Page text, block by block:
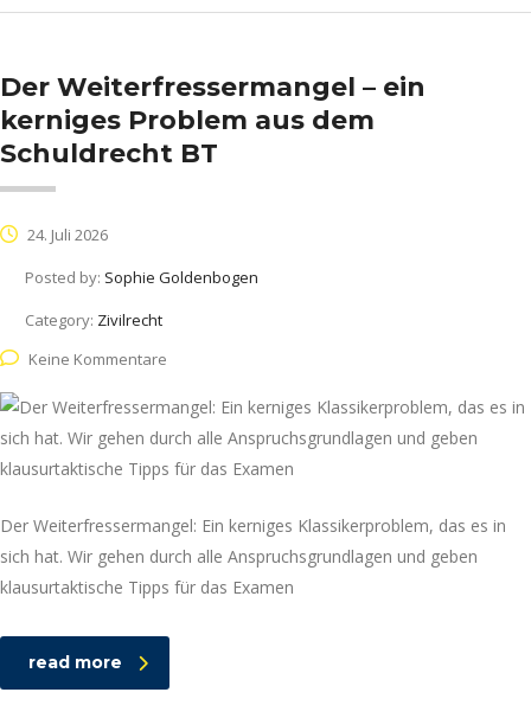
Der Weiterfressermangel – ein
kerniges Problem aus dem
Schuldrecht BT
24. Juli 2026
Posted by: Sophie Goldenbogen
Category: Zivilrecht
Keine Kommentare
Der Weiterfressermangel: Ein kerniges Klassikerproblem, das es in
sich hat. Wir gehen durch alle Anspruchsgrundlagen und geben
klausurtaktische Tipps für das Examen
read more